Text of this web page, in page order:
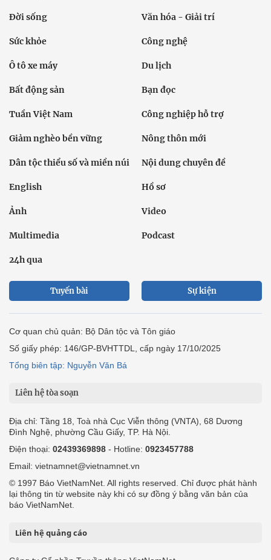
Đời sống Văn hóa - Giải trí
Sức khỏe Công nghệ
Ô tô xe máy Du lịch
Bất động sản Bạn đọc
Tuần Việt Nam Công nghiệp hỗ trợ
Giảm nghèo bền vững Nông thôn mới
Dân tộc thiểu số và miền núi Nội dung chuyên đề
English Hồ sơ
Ảnh Video
Multimedia Podcast
24h qua
Tuyến bài Sự kiện
Cơ quan chủ quản: Bộ Dân tộc và Tôn giáo
Số giấy phép: 146/GP-BVHTTDL, cấp ngày 17/10/2025
Tổng biên tập: Nguyễn Văn Bá
Liên hệ tòa soạn
Địa chỉ: Tầng 18, Toà nhà Cục Viễn thông (VNTA), 68 Dương
Đình Nghệ, phường Cầu Giấy, TP. Hà Nội.
Điện thoại: 02439369898 - Hotline: 0923457788
Email: vietnamnet@vietnamnet.vn
© 1997 Báo VietNamNet. All rights reserved. Chỉ được phát hành
lại thông tin từ website này khi có sự đồng ý bằng văn bản của
báo VietNamNet.
Liên hệ quảng cáo